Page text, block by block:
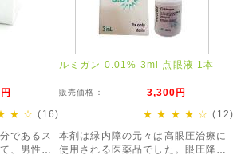
★ ☆ (16)
であるス
、男性型
ルミガン 0.01% 3ml 点眼液 1本
販売価格： 3,300円
★ ★ ★ ★ ☆ (12)
本剤は緑内障の元々は高眼圧治療に
使用される医薬品でした。眼圧降下